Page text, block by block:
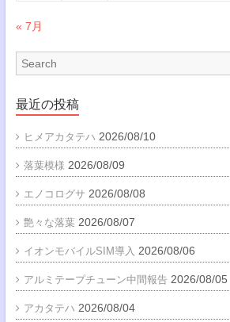
« 7月
最近の投稿
ヒメアカタテハ 2026/08/10
落葉模様 2026/08/09
エノコログサ 2026/08/08
艶々な落葉 2026/08/07
イオンモバイルSIM導入 2026/08/06
アルミテープチューン中間報告 2026/08/05
アカタテハ 2026/08/04